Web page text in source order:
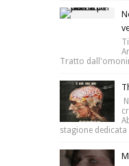
Tratto
stagione dedicata